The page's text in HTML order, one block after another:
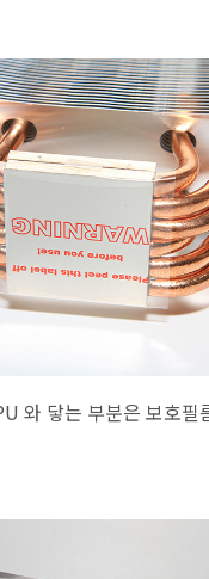
와 닿는 부분은 보호필